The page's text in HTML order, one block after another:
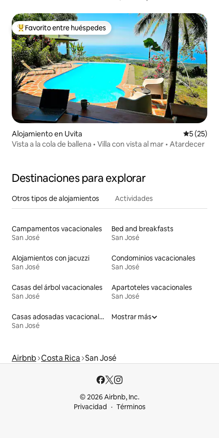
Favorito entre huéspedes preferido
Favorito entre huéspedes
Alojamiento en Uvita
5 (25)
Vista a la cola de ballena • Villa con vista al mar • Atardecer
Destinaciones para explorar
Otros tipos de alojamientos Actividades
Campamentos vacacionales
San José
Bed and breakfasts
San José
Alojamientos con jacuzzi
San José
Condominios vacacionales
San José
Casas del árbol vacacionales
San José
Apartoteles vacacionales
San José
Casas adosadas vacacionales
San José
Mostrar más
Airbnb Costa Rica San José
© 2026 Airbnb, Inc.
Privacidad
Términos